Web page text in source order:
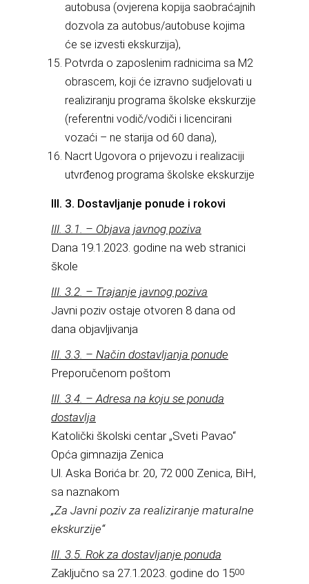
autobusa (ovjerena kopija saobraćajnih
dozvola za autobus/autobuse kojima
će se izvesti ekskurzija),
Potvrda o zaposlenim radnicima sa M2
obrascem, koji će izravno sudjelovati u
realiziranju programa školske ekskurzije
(referentni vodič/vodiči i licencirani
vozaći – ne starija od 60 dana),
Nacrt Ugovora o prijevozu i realizaciji
utvrđenog programa školske ekskurzije
III. 3. Dostavljanje ponude i rokovi
III. 3.1. – Objava javnog poziva
Dana 19.1.2023. godine na web stranici
škole
III. 3.2. – Trajanje javnog poziva
Javni poziv ostaje otvoren 8 dana od
dana objavljivanja
III. 3.3. – Način dostavljanja ponude
Preporučenom poštom
III. 3.4. – Adresa na koju se ponuda
dostavlja
Katolički školski centar „Sveti Pavao“
Opća gimnazija Zenica
Ul. Aska Borića br. 20, 72 000 Zenica, BiH,
sa naznakom
„Za Javni poziv za realiziranje maturalne
ekskurzije“
III. 3.5. Rok za dostavljanje ponuda
Zaključno sa 27.1.2023. godine do 1500